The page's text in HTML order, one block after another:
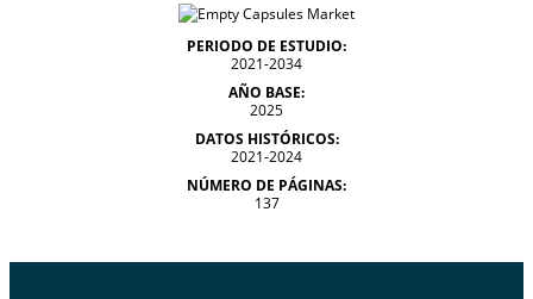
PERIODO DE ESTUDIO:
2021-2034
AÑO BASE:
2025
DATOS HISTÓRICOS:
2021-2024
NÚMERO DE PÁGINAS:
137